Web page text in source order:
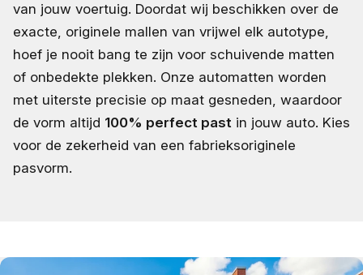
van jouw voertuig. Doordat wij beschikken over de
exacte, originele mallen van vrijwel elk autotype,
hoef je nooit bang te zijn voor schuivende matten
of onbedekte plekken. Onze automatten worden
met uiterste precisie op maat gesneden, waardoor
de vorm altijd 100% perfect past in jouw auto. Kies
voor de zekerheid van een fabrieksoriginele
pasvorm.